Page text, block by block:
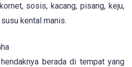
sosis, kacang, pisang, keju,
kental manis.
berada di tempat yang